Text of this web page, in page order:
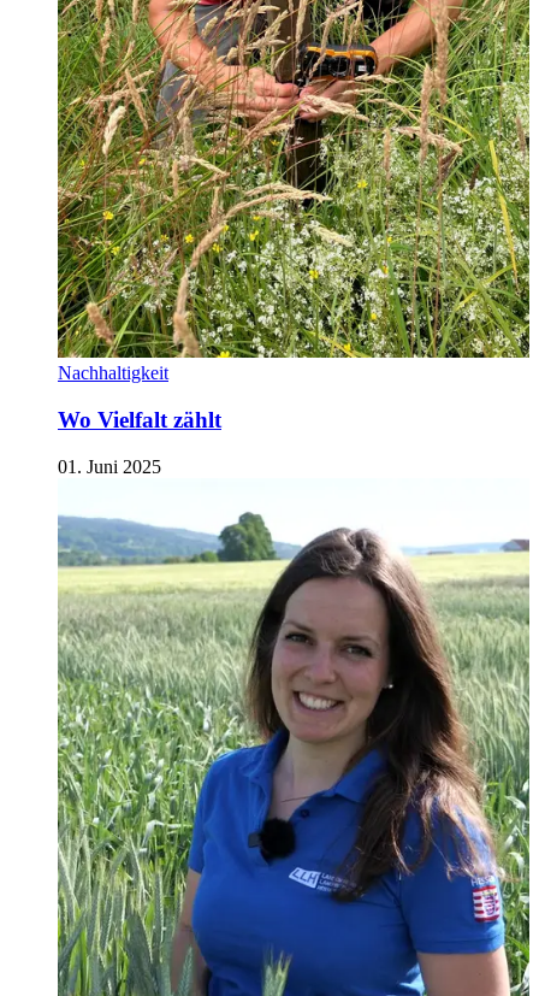
Nachhaltigkeit
Wo Vielfalt zählt
01. Juni 2025